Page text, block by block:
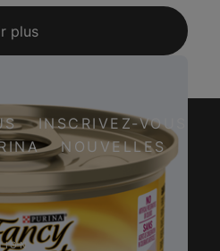
plus
INSCRIVEZ-VOUS
NOUVELLES
TwitterYouTubeInstagram